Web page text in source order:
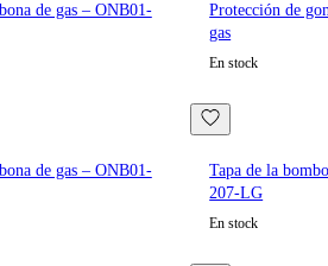
de gas – ONB01-
Protección de
gas
En stock
de gas – ONB01-
Tapa de la
207-LG
En stock